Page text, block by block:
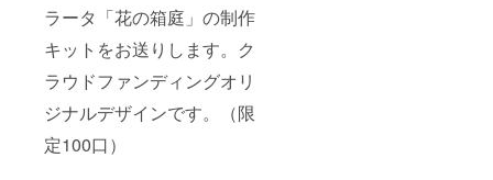
ラータ「花の箱庭」の制作
キットをお送りします。ク
ラウドファンディングオリ
ジナルデザインです。（限
定100口）